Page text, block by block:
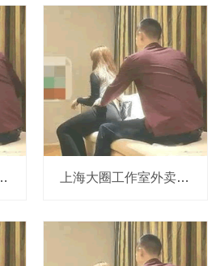
对接魔都服务‌_432 上海大圈工作室外卖的上门范围覆盖全市吗